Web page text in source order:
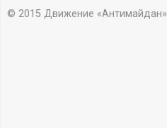
о
© 2015 Движение «Антимайдан»